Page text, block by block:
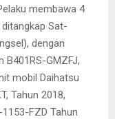
membawa 4
Sat-
dengan
GMZFJ,
mobil Daihatsu
Tahun 2018,
FZD Tahun